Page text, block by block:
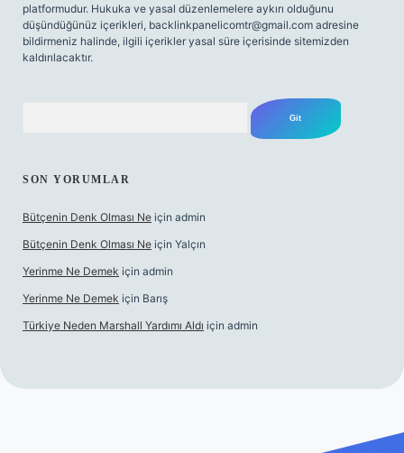
platformudur. Hukuka ve yasal düzenlemelere aykırı olduğunu
düşündüğünüz içerikleri, backlinkpanelicomtr@gmail.com adresine
bildirmeniz halinde, ilgili içerikler yasal süre içerisinde sitemizden
kaldırılacaktır.
SON YORUMLAR
Bütçenin Denk Olması Ne için admin
Bütçenin Denk Olması Ne için Yalçın
Yerinme Ne Demek için admin
Yerinme Ne Demek için Barış
Türkiye Neden Marshall Yardımı Aldı için admin
hiltonbet yeni giriş